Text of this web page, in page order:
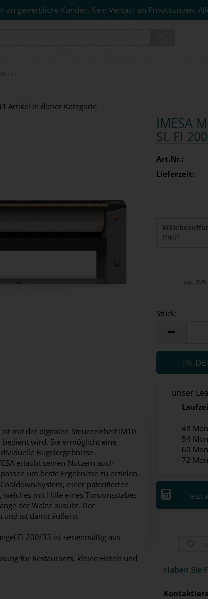
an gewerbliche Kunden. Kein Verkauf an Privatkunden.
Artikel in dieser Kategorie
IMESA
SL FI
Art.Nr.:
Lieferzeit:
zzgl.
Stück:
Stück
unser
48
54
60
72
jetzt
Haben Sie
ist mit der digitalen Steuereinheit IM10
bedient wird. Sie ermöglicht eine
Bügelergebnisse.
erlaubt seinen Nutzern auch
um beste Ergebnisse zu erzielen.
System, einer patentierten
mit Hilfe eines Torsionsstabes
der Walze ausübt. Der
und ist damit äußerst
FI 200/33 ist serienmäßig aus
für Restaurants, kleine Hotels und